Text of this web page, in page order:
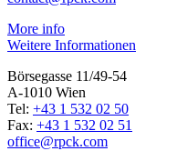
More info
Weitere Informationen
Börsegasse 11/49-54
A-1010 Wien
Tel: +43 1 532 02 50
Fax: +43 1 532 02 51
office@rpck.com